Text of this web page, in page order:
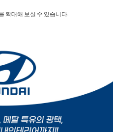
확대해 보실 수 있습니다.